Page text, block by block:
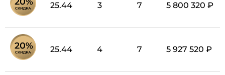
25.44 3 7 5 800 320 ₽
25.44 4 7 5 927 520 ₽